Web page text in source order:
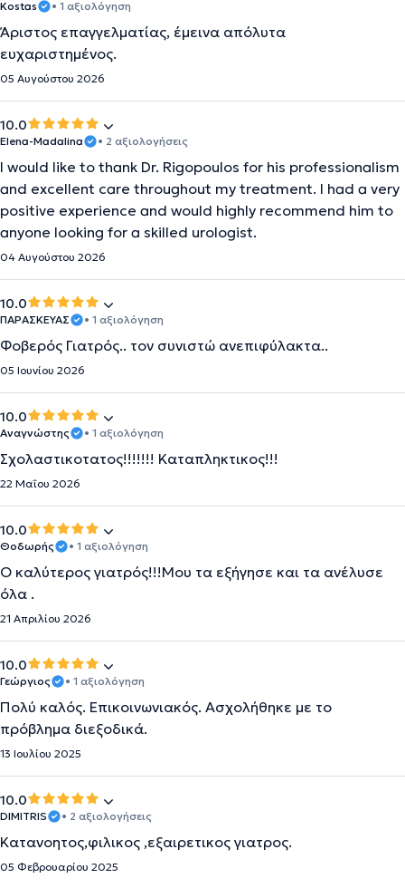
Kostas • 1 αξιολόγηση
Άριστος επαγγελματίας, έμεινα απόλυτα
ευχαριστημένος.
05 Αυγούστου 2026
10.0
Elena-Madalina • 2 αξιολογήσεις
I would like to thank Dr. Rigopoulos for his professionalism
and excellent care throughout my treatment. I had a very
positive experience and would highly recommend him to
anyone looking for a skilled urologist.
04 Αυγούστου 2026
10.0
ΠΑΡΑΣΚΕΥΑΣ • 1 αξιολόγηση
Φοβερός Γιατρός.. τον συνιστώ ανεπιφύλακτα..
05 Ιουνίου 2026
10.0
Αναγνώστης • 1 αξιολόγηση
Σχολαστικοτατος!!!!!!! Καταπληκτικος!!!
22 Μαΐου 2026
10.0
Θοδωρής • 1 αξιολόγηση
Ο καλύτερος γιατρός!!!Μου τα εξήγησε και τα ανέλυσε
όλα .
21 Απριλίου 2026
10.0
Γεώργιος • 1 αξιολόγηση
Πολύ καλός. Επικοινωνιακός. Ασχολήθηκε με το
πρόβλημα διεξοδικά.
13 Ιουλίου 2025
10.0
DIMITRIS • 2 αξιολογήσεις
Κατανοητος,φιλικος ,εξαιρετικος γιατρος.
05 Φεβρουαρίου 2025